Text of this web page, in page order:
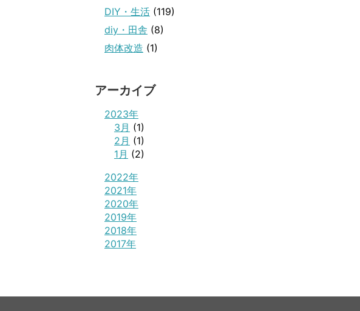
DIY・生活 (119)
diy・田舎 (8)
肉体改造 (1)
アーカイブ
2023年
3月 (1)
2月 (1)
1月 (2)
2022年
2021年
2020年
2019年
2018年
2017年